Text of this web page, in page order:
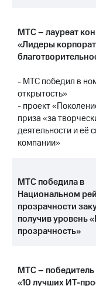
Другое
Контакты
развитие
деловая этика
На главную
МТС – лауреат
«Лидеры
- МТС победил в
открытость»
- проект
приза «за
деятельности и её
компании»
МТС победила в
Национальном
прозрачности
получив уровень
прозрачность»
МТС – победитель
«10 лучших ИТ-